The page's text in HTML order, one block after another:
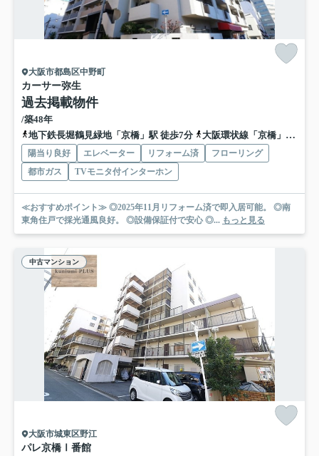
大阪市都島区中野町
カーサー弥生
過去掲載物件
/築48年
地下鉄長堀鶴見緑地「京橋」駅 徒歩7分
大阪環状線「京橋」駅 徒歩10分
陽当り良好 エレベーター リフォーム済
フローリング
都市ガス
TVモニタ付インターホン
≪おすすめポイント≫ ◎2025年11月リフォーム済で即入居可能。 ◎南
東角住戸で採光通風良好。 ◎設備保証付で安心 ◎... もっと見る
中古マンション
大阪市城東区野江
パレ京橋Ⅰ番館